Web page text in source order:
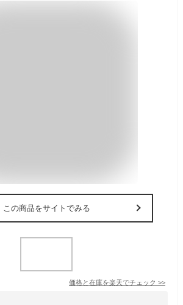
この商品をサイトでみる
価格と在庫を楽天でチェック >>